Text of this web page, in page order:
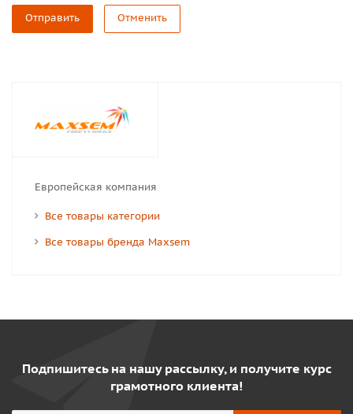
Отправить Отменить
Европейская компания
Все товары категории
Все товары бренда Maxsem
Подпишитесь на нашу рассылку, и получите курс
грамотного клиента!